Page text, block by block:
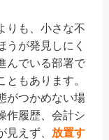
りも、小さな不
うが発見しにく
んでいる部署で
もあります。
がつかめない場
作履歴、会計シ
えず、 放置す